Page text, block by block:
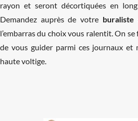
rayon et seront décortiquées en
Demandez auprès de votre buraliste
l’embarras du choix vous ralentit. On
de vous guider parmi ces journaux et
haute voltige.